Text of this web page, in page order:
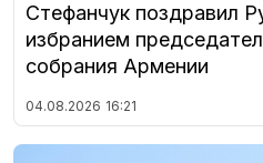
Стефанчук поздравил
избранием
собрания Армении
04.08.2026 16:21